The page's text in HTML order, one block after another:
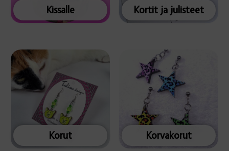
Kissalle Kortit ja julisteet
Korut Korvakorut